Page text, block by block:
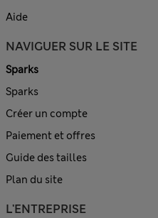
Aide
NAVIGUER SUR LE SITE
Sparks
Sparks
Créer un compte
Paiement et offres
Guide des tailles
Plan du site
L'ENTREPRISE